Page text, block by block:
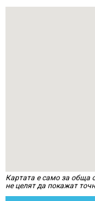
Картата е само за обща
не целят да покажат